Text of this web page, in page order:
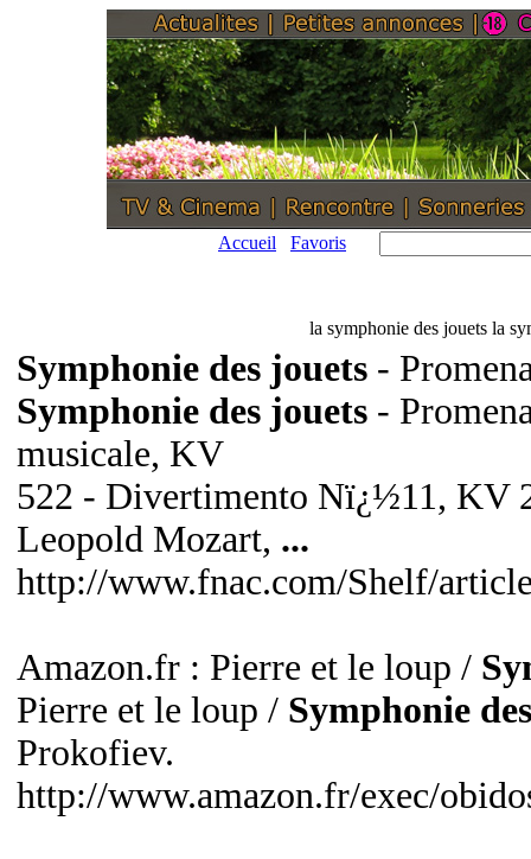
Accueil Favoris
la symphonie des jouets la
Symphonie des jouets -
Symphonie des jouets -
musicale, KV
522 - Divertimento Nï¿½11, KV
Leopold Mozart, ...
http://www.fnac.com/Shelf/
Amazon.fr : Pierre et le loup /
Pierre et le loup / Symphonie
Prokofiev.
http://www.amazon.fr/exec/